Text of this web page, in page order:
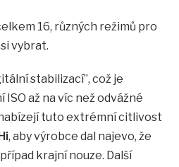
16, různých režimů pro
vybrat.
stabilizací”, což je
ISO až na víc než odvážné
tuto extrémní citlivost
Hi, aby výrobce dal najevo, že
krajní nouze. Další